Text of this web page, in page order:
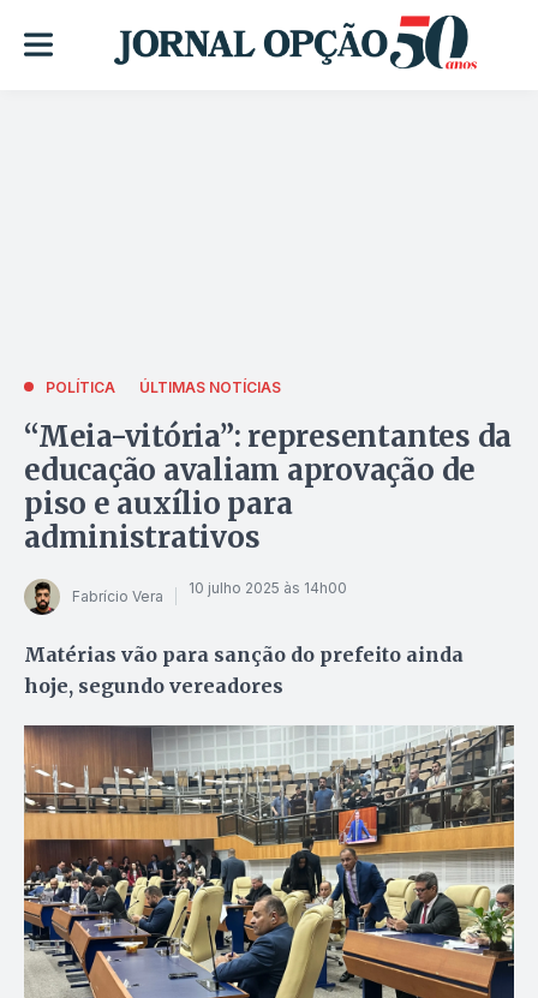
POLÍTICA ÚLTIMAS NOTÍCIAS
“Meia-vitória”: representantes da
educação avaliam aprovação de
piso e auxílio para
administrativos
Fabrício Vera 10 julho 2025 às 14h00
Matérias vão para sanção do prefeito ainda
hoje, segundo vereadores